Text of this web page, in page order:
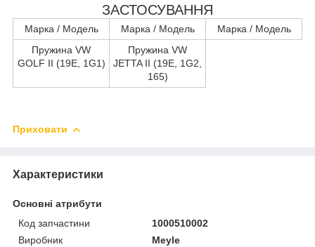
ЗАСТОСУВАННЯ
Марка / Модель Марка / Модель
Марка / Модель
Пружина VW
GOLF II (19E, 1G1)
Пружина VW
JETTA II (19E, 1G2,
165)
Приховати
Характеристики
Основні атрибути
Код запчастини
1000510002
Виробник
Meyle